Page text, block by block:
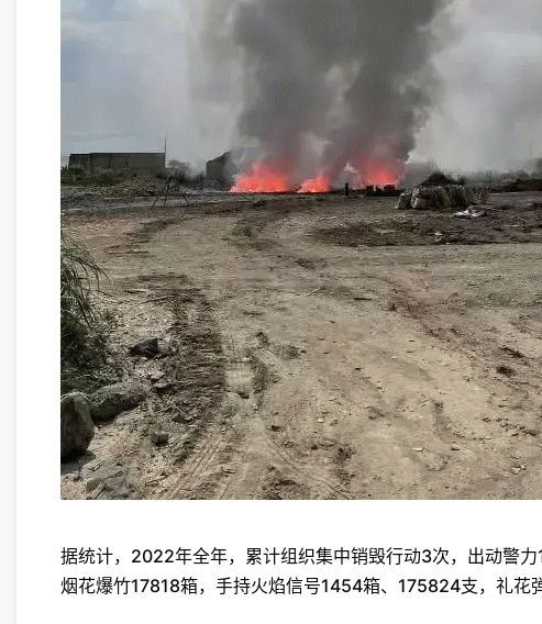
据统计，2022年全年，累计组织集中销毁行动3次，出动警
烟花爆竹17818箱，手持火焰信号1454箱、175824支，礼花